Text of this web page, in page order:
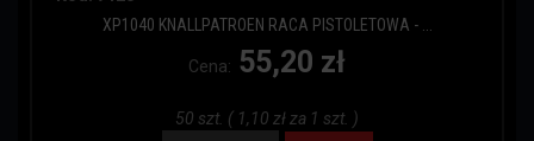
XP1040 KNALLPATROEN RACA PISTOLETOWA - ...
Cena: 55,20 zł
50 szt. ( 1,10 zł za 1 szt. )